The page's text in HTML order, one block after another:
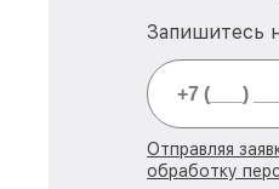
Запишитесь
Отправляя
обработку